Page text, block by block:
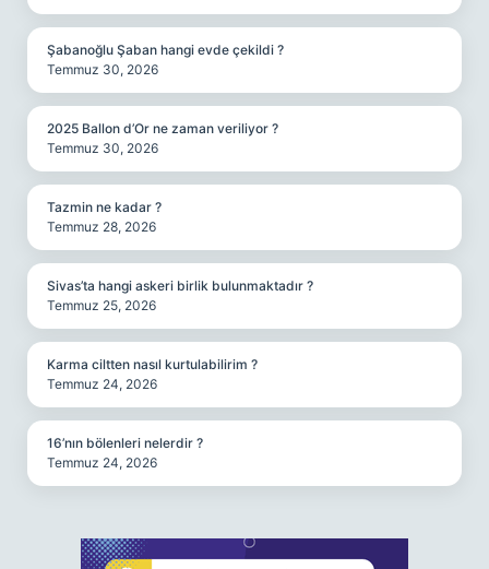
Şabanoğlu Şaban hangi evde çekildi ?
Temmuz 30, 2026
2025 Ballon d’Or ne zaman veriliyor ?
Temmuz 30, 2026
Tazmin ne kadar ?
Temmuz 28, 2026
Sivas’ta hangi askeri birlik bulunmaktadır ?
Temmuz 25, 2026
Karma ciltten nasıl kurtulabilirim ?
Temmuz 24, 2026
16’nın bölenleri nelerdir ?
Temmuz 24, 2026